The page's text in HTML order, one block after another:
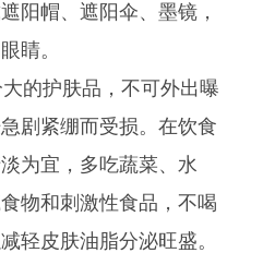
阳帽、遮阳伞、墨镜，
睛。
护肤品，不可外出曝
剧紧绷而受损。在饮食
为宜，多吃蔬菜、水
物和刺激性食品，不喝
轻皮肤油脂分泌旺盛。